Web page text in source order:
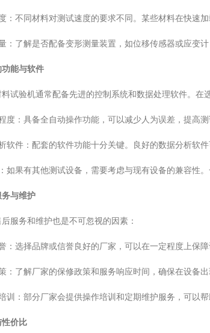
不同材料对测试速度的要求不同。某些材料在快速加
了解是否配备变形测量装置，如位移传感器或应变计
能与软件
验机通常配备先进的控制系统和数据处理软件。在
：具备全自动操作功能，可以减少人为误差，提高测
件：配套的软件功能十分关键。良好的数据分析软件
果有其他测试设备，需要考虑与现有设备的兼容性。
务与维护
务和维护也是不可忽视的因素：
选择品牌或信誉良好的厂家，可以在一定程度上保障
了解厂家的保修政策和服务响应时间，确保在设备出
：部分厂家会提供操作培训和定期维护服务，可以帮
价比